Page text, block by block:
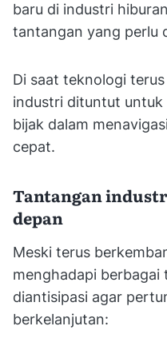
baru di industri
tantangan yang perlu
Di saat teknologi
industri dituntut
bijak dalam
cepat.
Tantangan
depan
Meski terus
menghadapi
diantisipasi agar
berkelanjutan: